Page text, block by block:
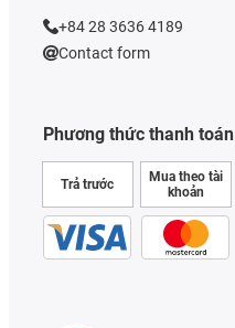
Phương thức thanh toán
Trả trước
Mua theo tài
khoản
+84 28 3636 4189
Contact form